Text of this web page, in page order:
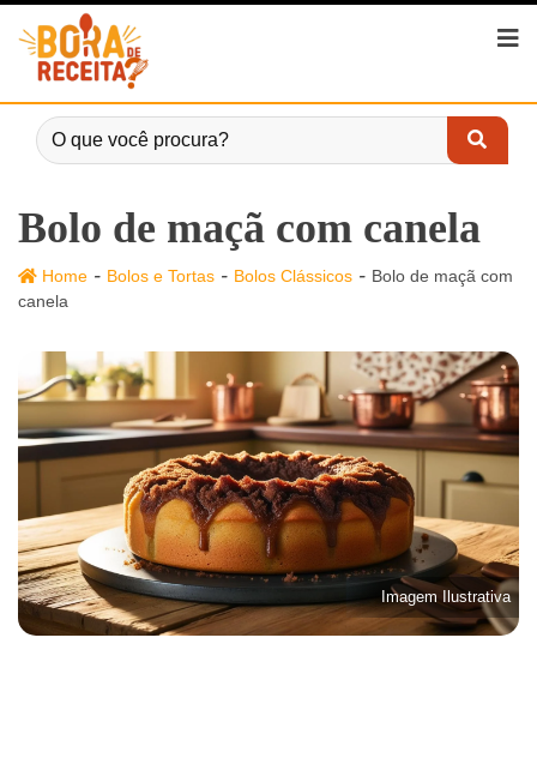
Bolo de maçã com canela
Home - Bolos e Tortas - Bolos Clássicos - Bolo de maçã com
canela
Imagem Ilustrativa